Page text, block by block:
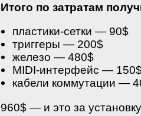
Итого по затратам
пластики-сетки — 90$
триггеры — 200$
железо — 480$
MIDI-интерфейс —
кабели коммутации —
960$ — и это за